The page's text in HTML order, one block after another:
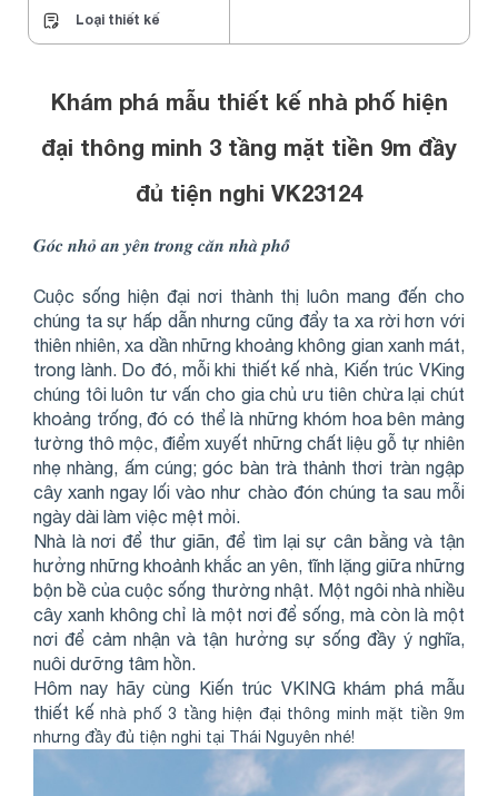
Loại thiết kế
Khám phá mẫu thiết kế nhà phố hiện
đại thông minh 3 tầng mặt tiền 9m đầy
đủ tiện nghi VK23124
𝑮𝒐́𝒄 𝒏𝒉𝒐̉ 𝒂𝒏 𝒚𝒆̂𝒏 𝒕𝒓𝒐𝒏𝒈 𝒄𝒂̆𝒏 𝒏𝒉𝒂̀ 𝒑𝒉𝒐̂́
Cuộc sống hiện đại nơi thành thị luôn mang đến cho
chúng ta sự hấp dẫn nhưng cũng đẩy ta xa rời hơn với
thiên nhiên, xa dần những khoảng không gian xanh mát,
trong lành. Do đó, mỗi khi thiết kế nhà, Kiến trúc VKing
chúng tôi luôn tư vấn cho gia chủ ưu tiên chừa lại chút
khoảng trống, đó có thể là những khóm hoa bên mảng
tường thô mộc, điểm xuyết những chất liệu gỗ tự nhiên
nhẹ nhàng, ấm cúng; góc bàn trà thảnh thơi tràn ngập
cây xanh ngay lối vào như chào đón chúng ta sau mỗi
ngày dài làm việc mệt mỏi.
Nhà là nơi để thư giãn, để tìm lại sự cân bằng và tận
hưởng những khoảnh khắc an yên, tĩnh lặng giữa những
bộn bề của cuộc sống thường nhật. Một ngôi nhà nhiều
cây xanh không chỉ là một nơi để sống, mà còn là một
nơi để cảm nhận và tận hưởng sự sống đầy ý nghĩa,
nuôi dưỡng tâm hồn.
Hôm nay hãy cùng Kiến trúc VKING khám phá mẫu
thiết kế nhà phố 3 tầng hiện đại thông minh mặt tiền 9m
nhưng đầy đủ tiện nghi tại Thái Nguyên nhé!